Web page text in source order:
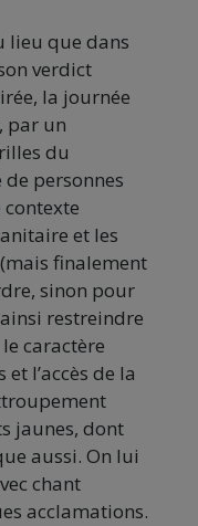
lieu que dans
verdict
la journée
par un
du
personnes
contexte
et les
finalement
sinon pour
restreindre
caractère
l’accès de la
jaunes, dont
aussi. On lui
chant
acclamations.